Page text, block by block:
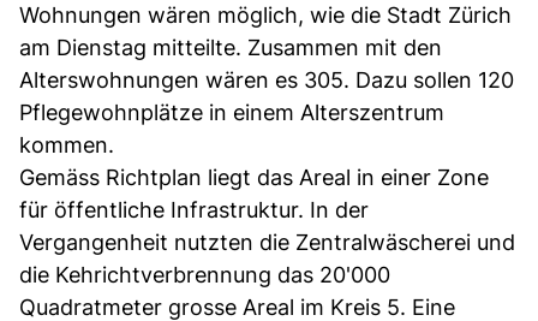
Wohnungen wären möglich, wie die Stadt Zürich
am Dienstag mitteilte. Zusammen mit den
Alterswohnungen wären es 305. Dazu sollen 120
Pflegewohnplätze in einem Alterszentrum
kommen.
Gemäss Richtplan liegt das Areal in einer Zone
für öffentliche Infrastruktur. In der
Vergangenheit nutzten die Zentralwäscherei und
die Kehrichtverbrennung das 20'000
Quadratmeter grosse Areal im Kreis 5. Eine